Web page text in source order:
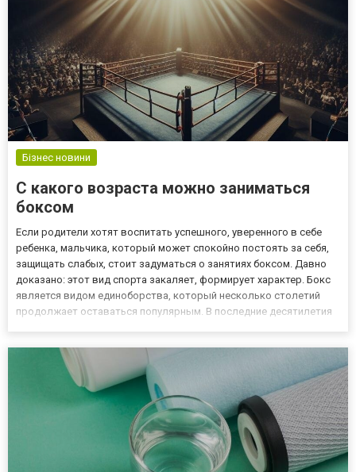
Бізнес новини
С какого возраста можно заниматься
боксом
Если родители хотят воспитать успешного, уверенного в себе
ребенка, мальчика, который может спокойно постоять за себя,
защищать слабых, стоит задуматься о занятиях боксом. Давно
доказано: этот вид спорта закаляет, формирует характер. Бокс
является видом единоборства, который несколько столетий
продолжает оставаться популярным. В последние десятилетия